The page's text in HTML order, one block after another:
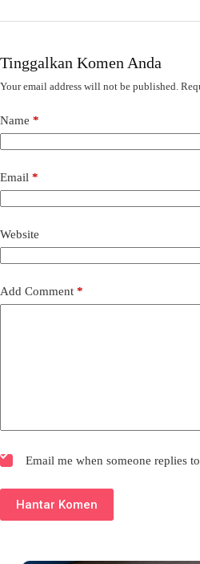
Tinggalkan Komen Anda
Your email address will not be published.
Name *
Email *
Website
Add Comment *
Email me when someone replies
Hantar Komen